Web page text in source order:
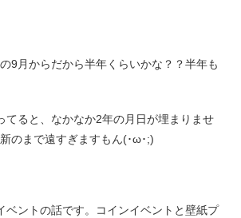
9月からだから半年くらいかな？？半年も
てると、なかなか2年の月日が埋まりませ
のまで遠すぎますもん(･ω･;)
ベントの話です。コインイベントと壁紙プ